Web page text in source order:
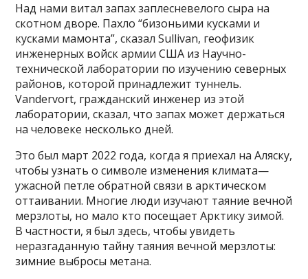
Над нами витал запах заплесневелого сыра на
скотном дворе. Пахло “бизоньими кусками и
кусками мамонта”, сказал Sullivan, геофизик
инженерных войск армии США из Научно-
технической лаборатории по изучению северных
районов, которой принадлежит туннель.
Vandervort, гражданский инженер из этой
лаборатории, сказал, что запах может держаться
на человеке несколько дней.
Это был март 2022 года, когда я приехал на Аляску,
чтобы узнать о символе изменения климата—
ужасной петле обратной связи в арктическом
оттаивании. Многие люди изучают таяние вечной
мерзлоты, но мало кто посещает Арктику зимой.
В частности, я был здесь, чтобы увидеть
неразгаданную тайну таяния вечной мерзлоты:
зимние выбросы метана.